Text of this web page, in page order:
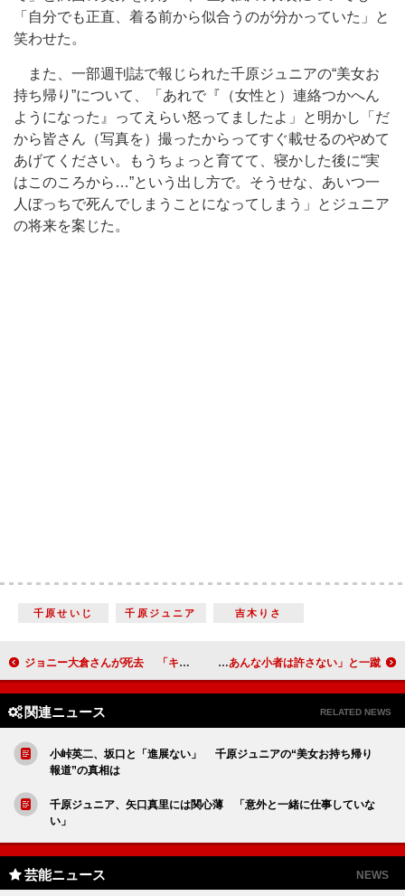
「自分でも正直、着る前から似合うのが分かっていた」と
笑わせた。
また、一部週刊誌で報じられた千原ジュニアの“美女お
持ち帰り”について、「あれで『（女性と）連絡つかへん
ようになった』ってえらい怒ってましたよ」と明かし「だ
から皆さん（写真を）撮ったからってすぐ載せるのやめて
あげてください。もうちょっと育てて、寝かした後に“実
はこのころから…”という出し方で。そうせな、あいつ一
人ぼっちで死んでしまうことになってしまう」とジュニア
の将来を案じた。
千原せいじ 千原ジュニア 吉木りさ
ジョニー大倉さんが死去 「キャロル」元メンバー ベッキー、ウーマン村本は「友達」 泉ピン子「あんな小者は許さない」と一蹴
関連ニュース RELATED NEWS
小峠英二、坂口と「進展ない」 千原ジュニアの“美女お持ち帰り
報道”の真相は
千原ジュニア、矢口真里には関心薄 「意外と一緒に仕事していな
い」
芸能ニュース NEWS